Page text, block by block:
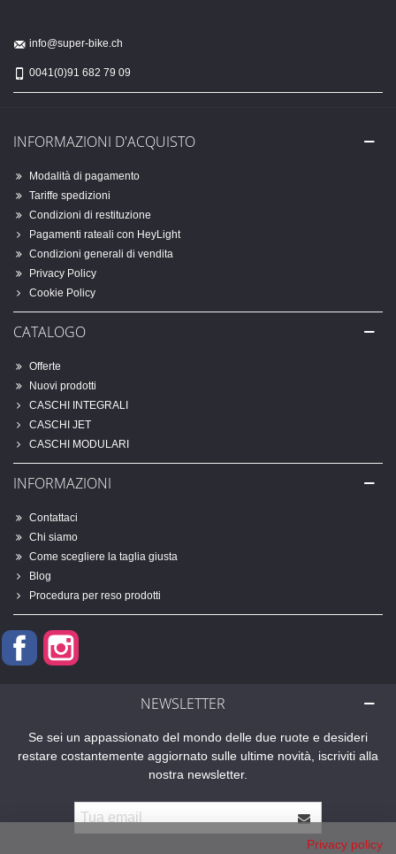
info@super-bike.ch
0041(0)91 682 79 09
INFORMAZIONI D'ACQUISTO
Modalità di pagamento
Tariffe spedizioni
Condizioni di restituzione
Pagamenti rateali con HeyLight
Condizioni generali di vendita
Privacy Policy
Cookie Policy
CATALOGO
Offerte
Nuovi prodotti
CASCHI INTEGRALI
CASCHI JET
CASCHI MODULARI
INFORMAZIONI
Contattaci
Chi siamo
Come scegliere la taglia giusta
Blog
Procedura per reso prodotti
Facebook
NEWSLETTER
Se sei un appassionato del mondo delle due ruote e desideri
restare costantemente aggiornato sulle ultime novità, iscriviti alla
nostra newsletter.
Privacy policy